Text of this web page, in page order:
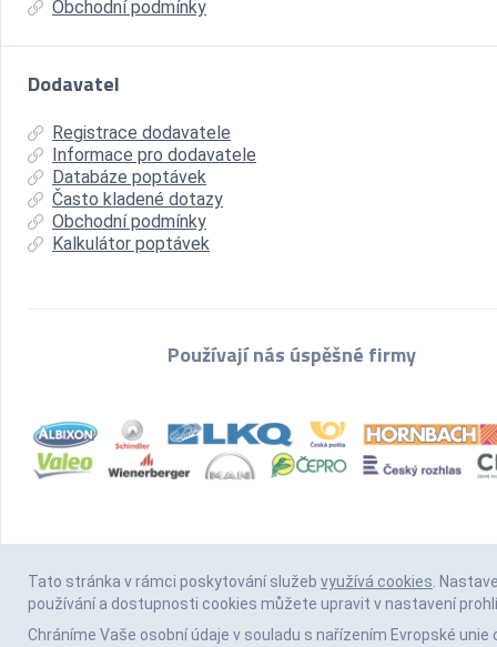
Obchodní podmínky
Dodavatel
Registrace dodavatele
Informace pro dodavatele
Databáze poptávek
Často kladené dotazy
Obchodní podmínky
Kalkulátor poptávek
Používají nás úspěšné firmy
Tato stránka v rámci poskytování služeb využívá cookies.
používání a dostupnosti cookies můžete upravit v nastavení
Chráníme Vaše osobní údaje v souladu s nařízením Evropské unie